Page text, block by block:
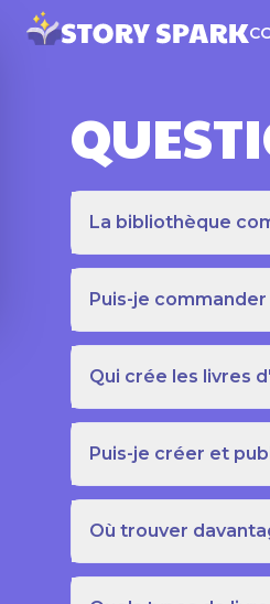
La bibliothèque
Puis-je
Qui crée les livres
Puis-je créer et
Où trouver